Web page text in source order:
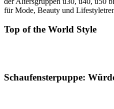
für Mode, Beauty und
Top of the World Style
Schaufensterpuppe: